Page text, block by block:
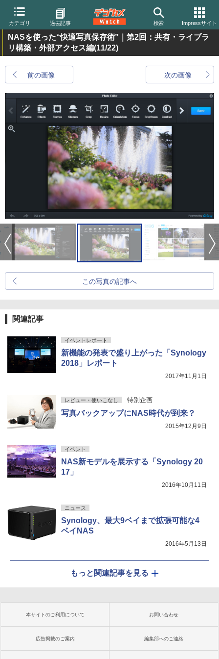
カテゴリ 過去記事 検索 Impressサイト
NASを使った“快適写真保存術”｜第2回：共有・ライブラ
リ構築・外部アクセス編(11/22)
前の画像 次の画像
この写真の記事へ
関連記事
イベントレポート
新機能の発表で盛り上がった「Synology
2018」レポート
2017年11月1日
レビュー・使いこなし 特別企画
写真バックアップにNAS時代が到来？
2015年12月9日
イベント
NAS新モデルを展示する「Synology 20
17」
2016年10月11日
ニュース
Synology、最大9ベイまで拡張可能な4
ベイNAS
2016年5月13日
もっと関連記事を見る
本サイトのご利用について お問い合わせ
広告掲載のご案内 編集部へのご連絡